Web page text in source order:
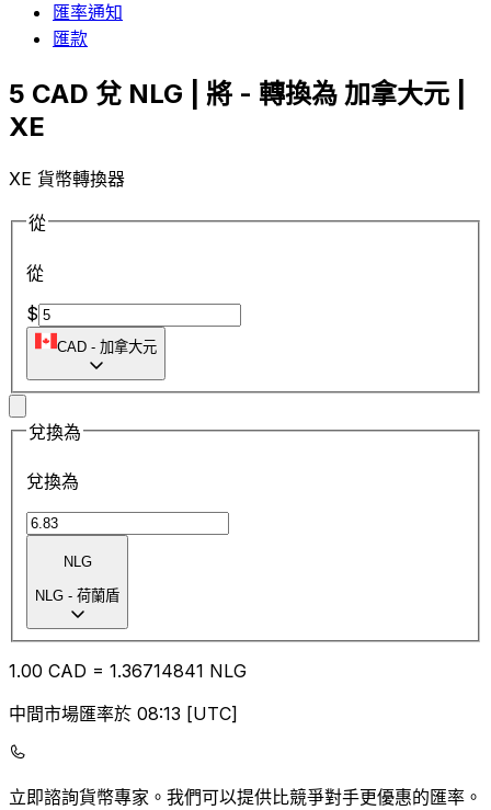
匯率通知
匯款
5 CAD 兌 NLG | 將 - 轉換為 加拿大元 |
XE
XE 貨幣轉換器
從
從
$
CAD - 加拿大元
兌換為
兌換為
NLG
NLG - 荷蘭盾
1.00 CAD = 1.36714841 NLG
中間市場匯率於 08:13 [UTC]
立即諮詢貨幣專家。 我們可以提供比競爭對手更優惠的匯率。